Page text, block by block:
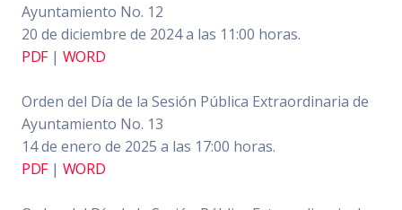
Ayuntamiento No. 12
20 de diciembre de 2024 a las 11:00 horas.
PDF| WORD
Orden del Día de la Sesión Pública Extraordinaria de
Ayuntamiento No. 13
14 de enero de 2025 a las 17:00 horas.
PDF| WORD